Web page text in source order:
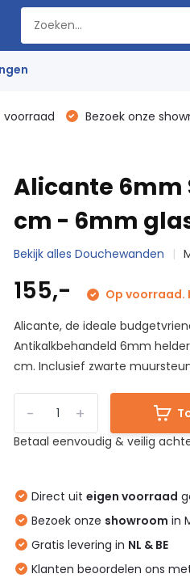
voorraad Bezoek onze
Alicante 6mm
cm - 6mm
Bekijk alles Douchewanden
155,-
Op voorraad.
Alicante, de ideale
Antikalkbehandeld 6mm
cm. Inclusief zwarte
+
-
Betaal eenvoudig & veilig
Direct uiteigen voorraad
Bezoek onze showroom in
Gratis levering in NL & BE
Klanten beoordelen ons